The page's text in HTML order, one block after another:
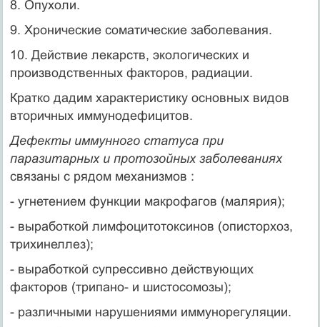
8. Опухоли.
9. Хронические соматические заболевания.
10. Действие лекарств, экологических и
производственных факторов, радиации.
Кратко дадим характеристику основных видов
вторичных иммунодефицитов.
Дефекты иммунного статуса при
паразитарных и протозойных заболеваниях
связаны с рядом механизмов :
- угнетением функции макрофагов (малярия);
- выработкой лимфоцитотоксинов (описторхоз,
трихинеллез);
- выработкой супрессивно действующих
факторов (трипано- и шистосомозы);
- различными нарушениями иммунорегуляции.